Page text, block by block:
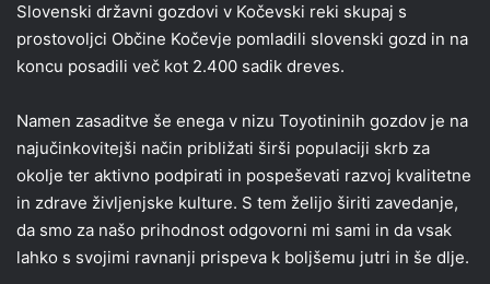
Slovenski državni gozdovi v Kočevski reki skupaj s
prostovoljci Občine Kočevje pomladili slovenski gozd in na
koncu posadili več kot 2.400 sadik dreves.
Namen zasaditve še enega v nizu Toyotininih gozdov je na
najučinkovitejši način približati širši populaciji skrb za
okolje ter aktivno podpirati in pospeševati razvoj kvalitetne
in zdrave življenjske kulture. S tem želijo širiti zavedanje,
da smo za našo prihodnost odgovorni mi sami in da vsak
lahko s svojimi ravnanji prispeva k boljšemu jutri in še dlje.